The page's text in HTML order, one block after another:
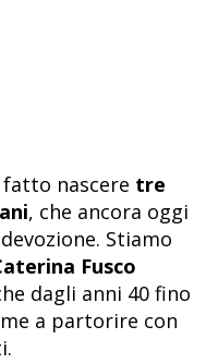
fatto nascere tre
, che ancora oggi
Stiamo
Fusco
dagli anni 40 fino
a partorire con